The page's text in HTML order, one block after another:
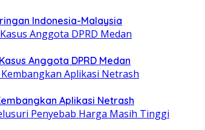
Indonesia-Malaysia
Anggota DPRD Medan
Aplikasi Netrash